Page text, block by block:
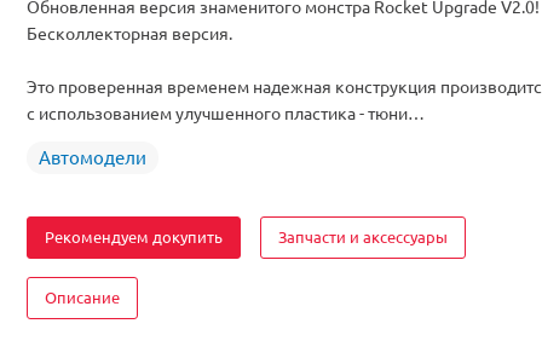
Комплектация
Цвет
Оранжевый
Обновленная версия знаменитого монстра Rocket Upgrade V2.0!
Бесколлекторная версия.
Это проверенная временем надежная конструкция
с использованием улучшенного пластика - тюни…
Автомодели
Рекомендуем докупить Запчасти и аксессуары
Описание